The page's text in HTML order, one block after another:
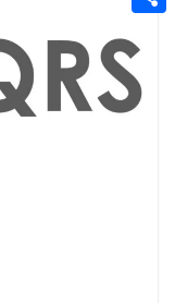
n
e
r
e
r
e
a
i
l
d
d
o
m